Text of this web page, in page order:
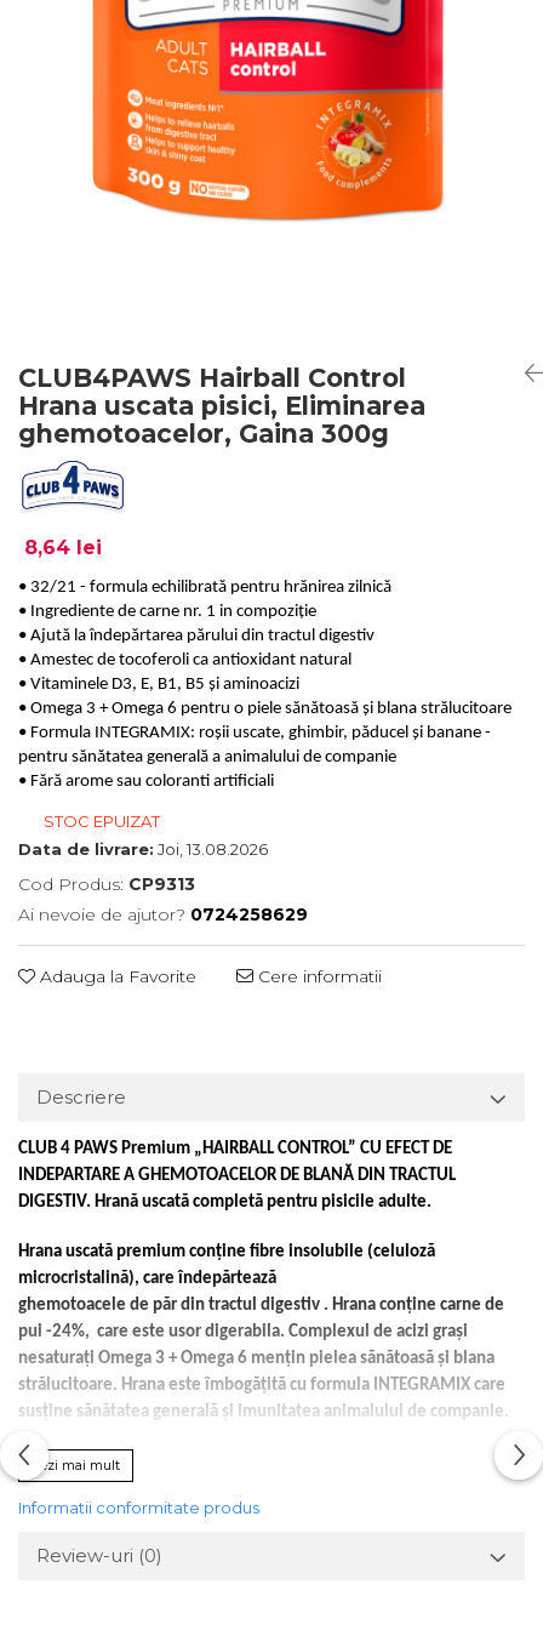
CLUB4PAWS Hairball Control
Hrana uscata pisici, Eliminarea
ghemotoacelor, Gaina 300g
8,64 lei
• 32/21 - formula echilibrată pentru hrănirea zilnică
• Ingrediente de carne nr. 1 in compoziție
• Ajută la îndepărtarea părului din tractul digestiv
• Amestec de tocoferoli ca antioxidant natural
• Vitaminele D3, E, B1, B5 și aminoacizi
• Omega 3 + Omega 6 pentru o piele sănătoasă și blana strălucitoare
• Formula INTEGRAMIX: roșii uscate, ghimbir, păducel și banane -
pentru sănătatea generală a animalului de companie
• Fără arome sau coloranti artificiali
STOC EPUIZAT
Data de livrare: Joi, 13.08.2026
Cod Produs: CP9313
Ai nevoie de ajutor? 0724258629
Adauga la Favorite Cere informatii
Descriere
CLUB 4 PAWS Premium „HAIRBALL CONTROL” CU EFECT DE
INDEPARTARE A GHEMOTOACELOR DE BLANĂ DIN TRACTUL
DIGESTIV. Hrană uscată completă pentru pisicile adulte.
Hrana uscată premium conține fibre insolubile (celuloză
microcristalină), care îndepărtează
ghemotoacele de păr din tractul digestiv . Hrana conține carne de
pui -24%, care este usor digerabila. Complexul de acizi grași
nesaturați Omega 3 + Omega 6 mențin pielea sănătoasă și blana
strălucitoare. Hrana este îmbogățită cu formula INTEGRAMIX care
susține sănătatea generală și imunitatea animalului de companie.
Compozitie: găină 24 %, gluten de porumb, porumb, orez, proteine
hidrolizate de origine animală, grăsimi de origine animală (cu
tocoferoli), celuloză* 2,92 %, minerale, fibre de sfeclă 1,58%, drojdii
banane* 0,23 %, tomate* 0,2 %, păducel* 0,065%, ghimbir* 0,01 %.
Vezi mai mult
Informatii conformitate produs
Review-uri (0)